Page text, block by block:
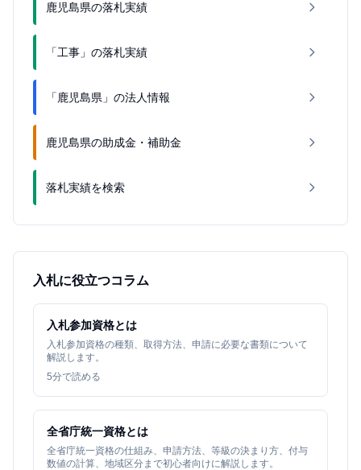
鹿児島県の落札実績
「工事」の落札実績
「鹿児島県」の法人情報
鹿児島県の助成金・補助金
落札実績を検索
入札に役立つコラム
入札参加資格とは
入札参加資格の種類、取得方法、申請に必要な書類について
解説します。
5分で読める
全省庁統一資格とは
全省庁統一資格の仕組み、申請方法、等級の決まり方、付与
数値の計算、地域区分まで初心者向けに解説します。